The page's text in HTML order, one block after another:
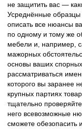
не защитить вас —
Усреднённые образцы
описать все нюансы
по одному и тому же
мебели и, например,
мажорных
основы ваших
рассматриваться
которого вы заранее
крупных партиях
тщательно
него всевозможные
сможете обезопасить